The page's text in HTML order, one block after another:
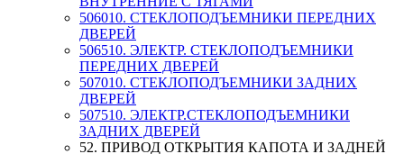
506010. СТЕКЛОПОДЪЕМНИКИ ПЕРЕДНИХ
ДВЕРЕЙ
506510. ЭЛЕКТР. СТЕКЛОПОДЪЕМНИКИ
ПЕРЕДНИХ ДВЕРЕЙ
507010. СТЕКЛОПОДЪЕМНИКИ ЗАДНИХ
ДВЕРЕЙ
507510. ЭЛЕКТР.СТЕКЛОПОДЪЕМНИКИ
ЗАДНИХ ДВЕРЕЙ
52. ПРИВОД ОТКРЫТИЯ КАПОТА И ЗАДНЕЙ